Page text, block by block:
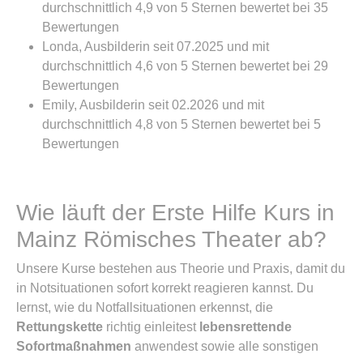
durchschnittlich 4,9 von 5 Sternen bewertet bei 35
Bewertungen
Londa, Ausbilderin seit 07.2025 und mit
durchschnittlich 4,6 von 5 Sternen bewertet bei 29
Bewertungen
Emily, Ausbilderin seit 02.2026 und mit
durchschnittlich 4,8 von 5 Sternen bewertet bei 5
Bewertungen
Wie läuft der Erste Hilfe Kurs in
Mainz Römisches Theater ab?
Unsere Kurse bestehen aus Theorie und Praxis, damit du
in Notsituationen sofort korrekt reagieren kannst. Du
lernst, wie du Notfallsituationen erkennst, die
Rettungskette richtig einleitest lebensrettende
Sofortmaßnahmen anwendest sowie alle sonstigen